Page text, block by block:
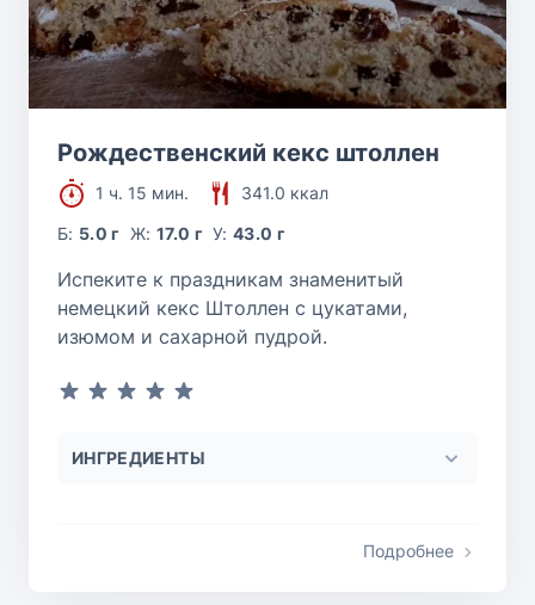
Рождественский кекс штоллен
1 ч. 15 мин.
341.0 ккал
Б: 5.0 г Ж: 17.0 г У:43.0 г
Испеките к праздникам знаменитый
немецкий кекс Штоллен с цукатами,
изюмом и сахарной пудрой.
ИНГРЕДИЕНТЫ
Подробнее